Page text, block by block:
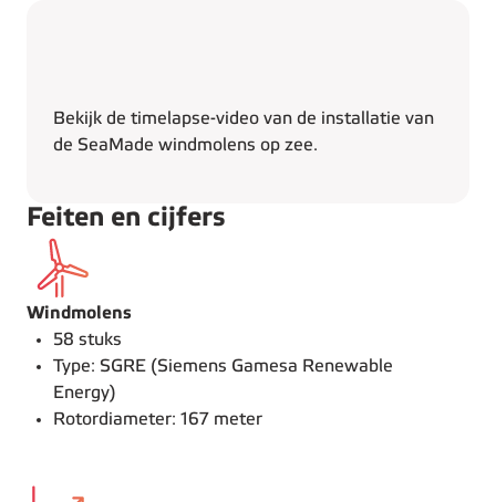
Bekijk de timelapse-video van de installatie van
de SeaMade windmolens op zee.
Feiten en cijfers
Windmolens
58 stuks
Type: SGRE (Siemens Gamesa Renewable
Energy)
Rotordiameter: 167 meter